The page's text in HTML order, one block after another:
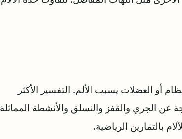
أو العضلات يسبب الألم. التفسير الأكثر
عن الجري والقفز والتسلق والأنشطة المماثلة
بالتمارين الرياضية.